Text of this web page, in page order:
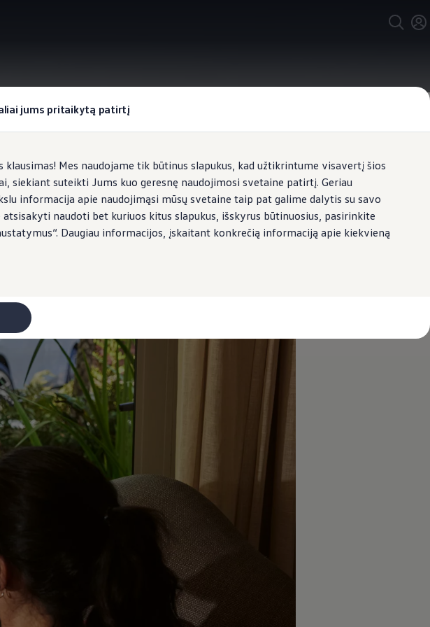
jums pritaikytą patirtį
Mes naudojame tik būtinus slapukus, kad užtikrintume visavertį šios
siekiant suteikti Jums kuo geresnę naudojimosi svetaine patirtį. Geriau
informacija apie naudojimąsi mūsų svetaine taip pat galime dalytis su savo
naudoti bet kuriuos kitus slapukus, išskyrus būtinuosius, pasirinkite
Daugiau informacijos, įskaitant konkrečią informaciją apie kiekvieną